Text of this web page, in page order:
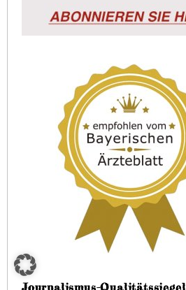
Journalismus-Qualitätssiegel